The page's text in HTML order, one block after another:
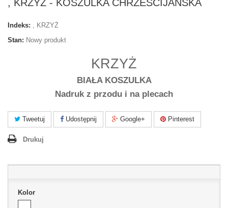
, KRZYŻ - KOSZULKA CHRZEŚCIJAŃSKA
Indeks: , KRZYŻ
Stan: Nowy produkt
KRZYŻ
BIAŁA KOSZULKA
Nadruk z przodu i na plecach
Tweetuj Udostępnij Google+ Pinterest
Drukuj
Kolor